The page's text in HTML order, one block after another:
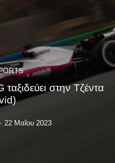
στην Τζέντα
22 Μαΐου 2023